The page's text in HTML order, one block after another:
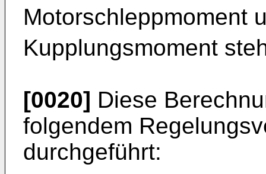
Motorschleppmoment
Kupplungsmoment
[0020] Diese
folgendem
durchgeführt: